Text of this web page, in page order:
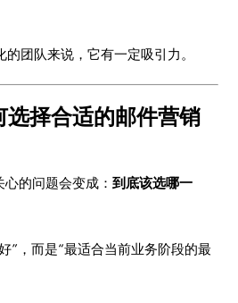
的团队来说，它有一定吸引力。
选择合适的邮件营销
心的问题会变成：到底该选哪一
”，而是“最适合当前业务阶段的最